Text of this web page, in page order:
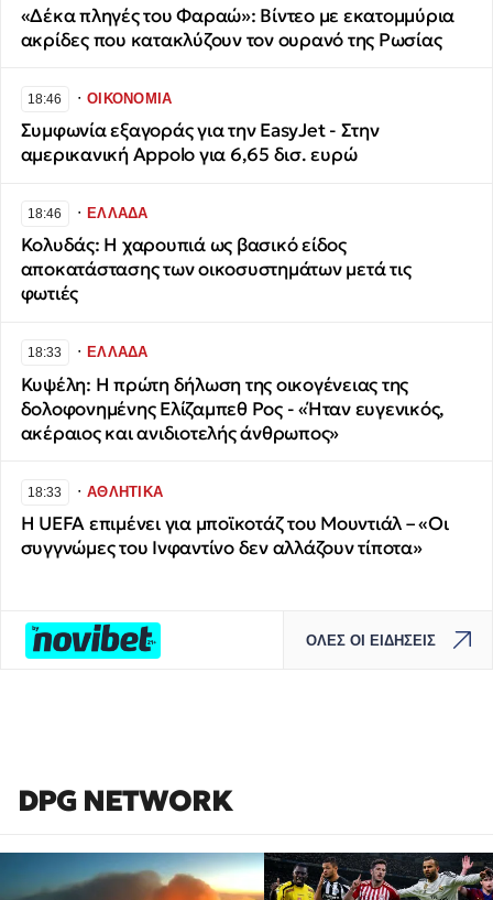
«Δέκα πληγές του Φαραώ»: Βίντεο με εκατομμύρια
ακρίδες που κατακλύζουν τον ουρανό της Ρωσίας
18:46 ∙ΟΙΚΟΝΟΜΙΑ
Συμφωνία εξαγοράς για την EasyJet - Στην
αμερικανική Appolo για 6,65 δισ. ευρώ
18:46 ∙ΕΛΛΑΔΑ
Κολυδάς: Η χαρουπιά ως βασικό είδος
αποκατάστασης των οικοσυστημάτων μετά τις
φωτιές
18:33 ∙ΕΛΛΑΔΑ
Κυψέλη: Η πρώτη δήλωση της οικογένειας της
δολοφονημένης Ελίζαμπεθ Ρος - «Ήταν ευγενικός,
ακέραιος και ανιδιοτελής άνθρωπος»
18:33 ∙ΑΘΛΗΤΙΚΑ
Η UEFA επιμένει για μποϊκοτάζ του Μουντιάλ – «Οι
συγγνώμες του Ινφαντίνο δεν αλλάζουν τίποτα»
ΟΛΕΣ ΟΙ ΕΙΔΗΣΕΙΣ
DPG NETWORK